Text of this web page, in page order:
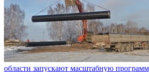
области запускают масштабную